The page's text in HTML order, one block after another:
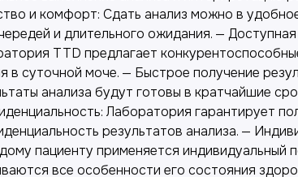
и комфорт: Сдать анализ можно в
и длительного ожидания. — Доступная
TTD предлагает
в суточной моче. — Быстрое получение
анализа будут готовы в кратчайшие
Лаборатория гарантирует
результатов анализа. —
пациенту применяется индивидуальный
все особенности его состояния